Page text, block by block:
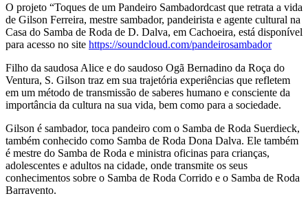
O projeto “Toques de um Pandeiro Sambadordcast que retrata a vida
de Gilson Ferreira, mestre sambador, pandeirista e agente cultural na
Casa do Samba de Roda de D. Dalva, em Cachoeira, está disponível
para acesso no site https://soundcloud.com/pandeirosambador
Filho da saudosa Alice e do saudoso Ogã Bernadino da Roça do
Ventura, S. Gilson traz em sua trajetória experiências que refletem
em um método de transmissão de saberes humano e consciente da
importância da cultura na sua vida, bem como para a sociedade.
Gilson é sambador, toca pandeiro com o Samba de Roda Suerdieck,
também conhecido como Samba de Roda Dona Dalva. Ele também
é mestre do Samba de Roda e ministra oficinas para crianças,
adolescentes e adultos na cidade, onde transmite os seus
conhecimentos sobre o Samba de Roda Corrido e o Samba de Roda
Barravento.